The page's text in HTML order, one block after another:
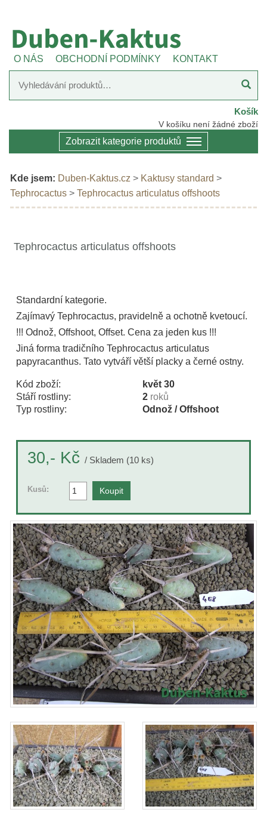
O NÁS OBCHODNÍ PODMÍNKY KONTAKT
Košík
V košíku není žádné zboží
Zobrazit kategorie produktů
Kde jsem: Duben-Kaktus.cz > Kaktusy standard >
Tephrocactus > Tephrocactus articulatus offshoots
Tephrocactus articulatus offshoots
Standardní kategorie.
Zajímavý Tephrocactus, pravidelně a ochotně kvetoucí.
!!! Odnož, Offshoot, Offset. Cena za jeden kus !!!
Jiná forma tradičního Tephrocactus articulatus
papyracanthus. Tato vytváří větší placky a černé ostny.
Kód zboží:
květ 30
Stáří rostliny:
2 roků
Typ rostliny:
Odnož / Offshoot
30,- Kč / Skladem (10 ks)
Kusů: